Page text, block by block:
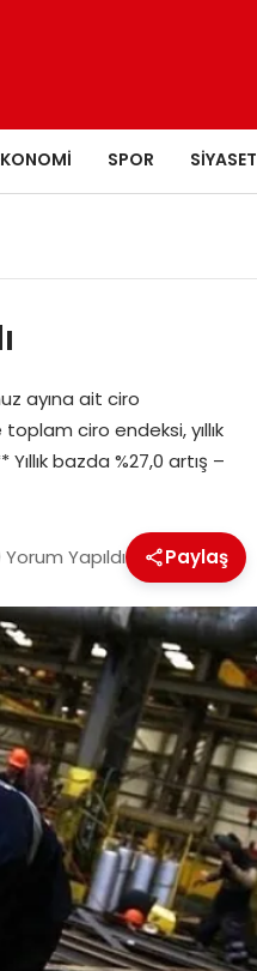
SPOR SIYASET
ayına ait ciro
ciro endeksi, yıllık
bazda %27,0 artış –
Yorum Yapıldı Paylaş